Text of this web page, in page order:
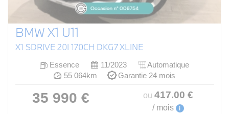
BMW X1 U11
X1 SDRIVE 20I 170CH DKG7 XLINE
Essence 11/2023
Automatique
55 064km
Garantie 24 mois
35 990 € ou 417.00 €
/ mois i